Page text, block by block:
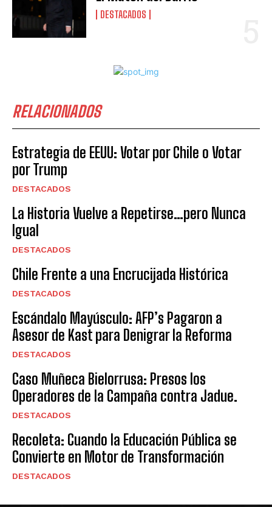
DESTACADOS
RELACIONADOS
Estrategia de EEUU: Votar por Chile o Votar
por Trump
DESTACADOS
La Historia Vuelve a Repetirse…pero Nunca
Igual
DESTACADOS
Chile Frente a una Encrucijada Histórica
DESTACADOS
Escándalo Mayúsculo: AFP’s Pagaron a
Asesor de Kast para Denigrar la Reforma
DESTACADOS
Caso Muñeca Bielorrusa: Presos los
Operadores de la Campaña contra Jadue.
DESTACADOS
Recoleta: Cuando la Educación Pública se
Convierte en Motor de Transformación
DESTACADOS